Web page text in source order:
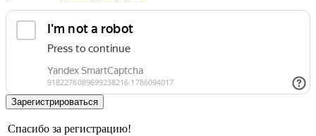
Спасибо за регистрацию!